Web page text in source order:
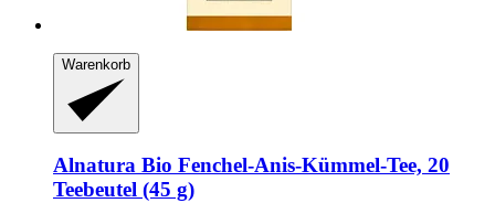
Warenkorb
Alnatura Bio Fenchel-​Anis-​Kümmel-​Tee, 20
Teebeutel (45 g)